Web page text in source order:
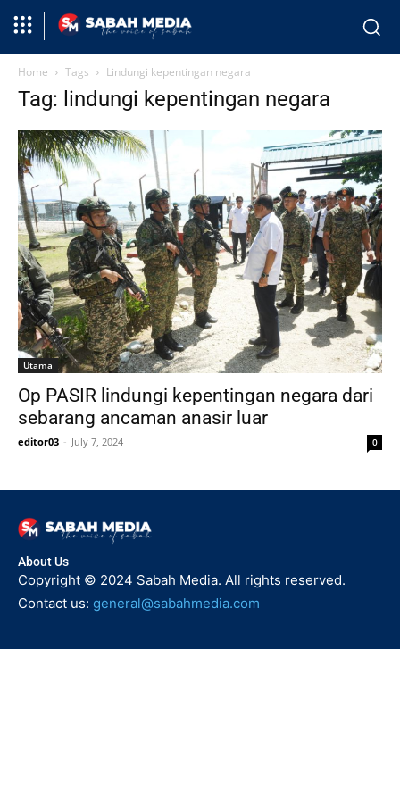
Home Tags Lindungi kepentingan negara
Tag: lindungi kepentingan negara
Utama
Op PASIR lindungi kepentingan negara dari
sebarang ancaman anasir luar
editor03 - July 7, 2024 0
About Us
Copyright © 2024 Sabah Media. All rights reserved.
Contact us: general@sabahmedia.com